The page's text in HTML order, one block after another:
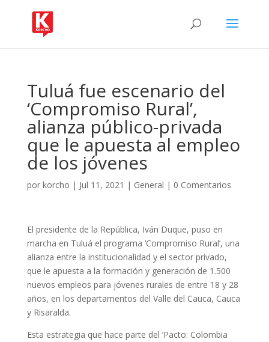
Tuluá fue escenario del
‘Compromiso Rural’,
alianza público-privada
que le apuesta al empleo
de los jóvenes
por korcho | Jul 11, 2021 | General | 0 Comentarios
El presidente de la República, Iván Duque, puso en
marcha en Tuluá el programa ‘Compromiso Rural’, una
alianza entre la institucionalidad y el sector privado,
que le apuesta a la formación y generación de 1.500
nuevos empleos para jóvenes rurales de entre 18 y 28
años, en los departamentos del Valle del Cauca, Cauca
y Risaralda.
Esta estrategia que hace parte del ‘Pacto: Colombia